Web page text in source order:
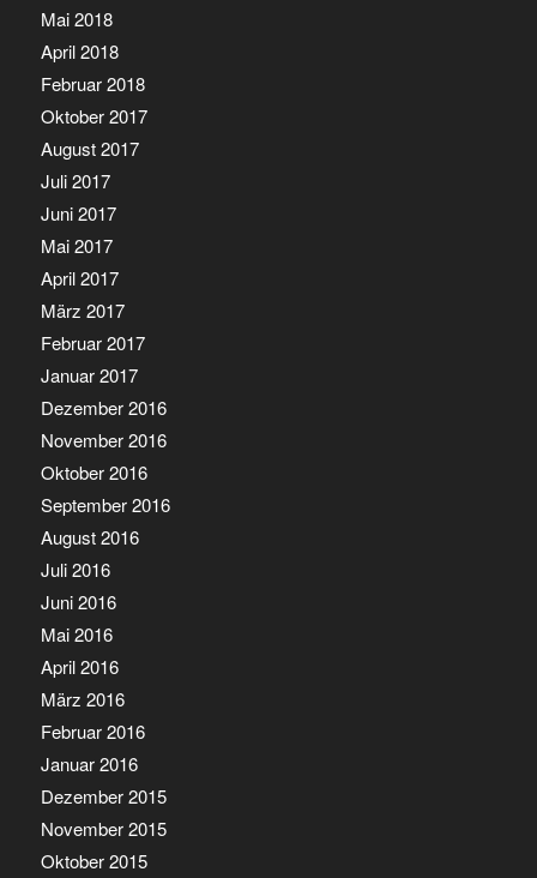
Mai 2018
April 2018
Februar 2018
Oktober 2017
August 2017
Juli 2017
Juni 2017
Mai 2017
April 2017
März 2017
Februar 2017
Januar 2017
Dezember 2016
November 2016
Oktober 2016
September 2016
August 2016
Juli 2016
Juni 2016
Mai 2016
April 2016
März 2016
Februar 2016
Januar 2016
Dezember 2015
November 2015
Oktober 2015